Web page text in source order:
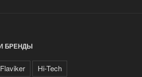
БРЕНДЫ
Flaviker
Hi-Tech